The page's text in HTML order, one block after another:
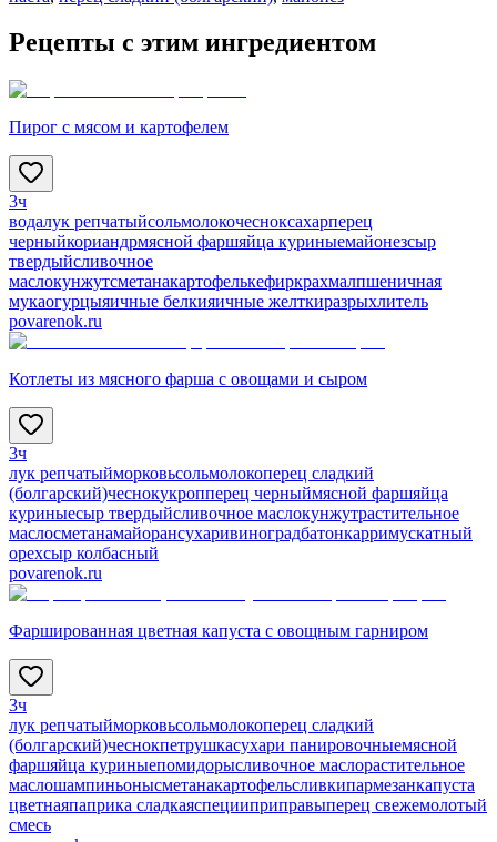
Рецепты с этим ингредиентом
Пирог с мясом и картофелем
3ч
водалук репчатыйсольмолокочесноксахарперец
черныйкориандрмясной фаршяйца куриныемайонезсыр
твердыйсливочное
маслокунжутсметанакартофелькефиркрахмалпшеничная
мукаогурцыяичные белкияичные желткиразрыхлитель
povarenok.ru
Котлеты из мясного фарша с овощами и сыром
3ч
лук репчатыйморковьсольмолокоперец сладкий
(болгарский)чеснокукропперец черныймясной фаршяйца
куриныесыр твердыйсливочное маслокунжутрастительное
маслосметанамайорансухаривиноградбатонкарримускатный
орехсыр колбасный
povarenok.ru
Фаршированная цветная капуста с овощным гарниром
3ч
лук репчатыйморковьсольмолокоперец сладкий
(болгарский)чеснокпетрушкасухари панировочныемясной
фаршяйца куриныепомидорысливочное маслорастительное
маслошампиньонысметанакартофельсливкипармезанкапуста
цветнаяпаприка сладкаяспецииприправыперец свежемолотый
смесь